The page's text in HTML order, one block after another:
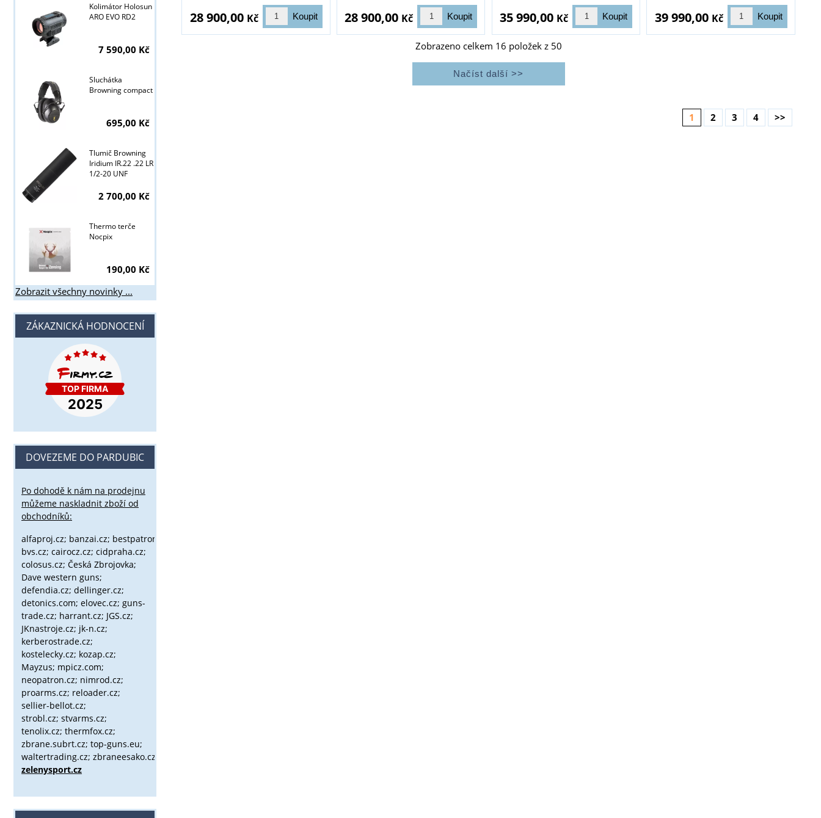
28 900,00 Kč 28 900,00 Kč 35 990,00 Kč 39 990,00 Kč
Zobrazeno celkem 16 položek z 50
1 2 3 4 >>
Kolimátor Holosun
ARO EVO RD2
7 590,00 Kč
Sluchátka
Browning compact
695,00 Kč
Tlumič Browning
Iridium IR.22 .22 LR
1/2-20 UNF
2 700,00 Kč
Thermo terče
Nocpix
190,00 Kč
Zobrazit všechny novinky ...
ZÁKAZNICKÁ HODNOCENÍ
DOVEZEME DO PARDUBIC
Po dohodě k nám na prodejnu
můžeme naskladnit zboží od
obchodníků:
alfaproj.cz; banzai.cz; bestpatron.eu;
bvs.cz; cairocz.cz; cidpraha.cz;
colosus.cz; Česká Zbrojovka;
Dave western guns;
defendia.cz; dellinger.cz;
detonics.com; elovec.cz; guns-
trade.cz; harrant.cz; JGS.cz;
JKnastroje.cz; jk-n.cz;
kerberostrade.cz;
kostelecky.cz; kozap.cz;
Mayzus; mpicz.com;
neopatron.cz; nimrod.cz;
proarms.cz; reloader.cz;
sellier-bellot.cz;
strobl.cz; stvarms.cz;
tenolix.cz; thermfox.cz;
zbrane.subrt.cz; top-guns.eu;
waltertrading.cz; zbraneesako.cz;
zelenysport.cz